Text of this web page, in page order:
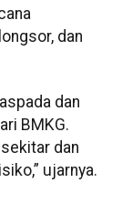
dan
dan
BMKG.
dan
ujarnya.